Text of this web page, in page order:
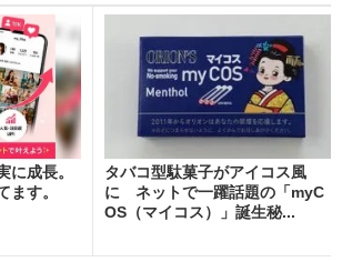
に成長。
ます。
タバコ型駄菓子がアイコス風
に ネットで一躍話題の「myC
OS（マイコス）」誕生秘...